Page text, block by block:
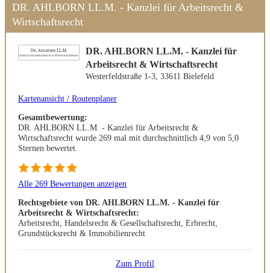
DR. AHLBORN LL.M. - Kanzlei für Arbeitsrecht &
Wirtschaftsrecht
DR. AHLBORN LL.M. - Kanzlei für
Arbeitsrecht & Wirtschaftsrecht
Westerfeldstraße 1-3, 33611 Bielefeld
Kartenansicht / Routenplaner
Gesamtbewertung:
DR. AHLBORN LL.M. - Kanzlei für Arbeitsrecht &
Wirtschaftsrecht wurde 269 mal mit durchschnittlich 4,9 von 5,0
Sternen bewertet.
Alle 269 Bewertungen anzeigen
Rechtsgebiete von DR. AHLBORN LL.M. - Kanzlei für
Arbeitsrecht & Wirtschaftsrecht:
Arbeitsrecht, Handelsrecht & Gesellschaftsrecht, Erbrecht,
Grundstücksrecht & Immobilienrecht
Zum Profil